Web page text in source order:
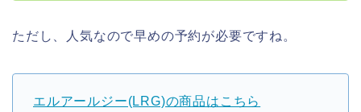
ただし、人気なので早めの予約が必要ですね。
エルアールジー(LRG)の商品はこちら